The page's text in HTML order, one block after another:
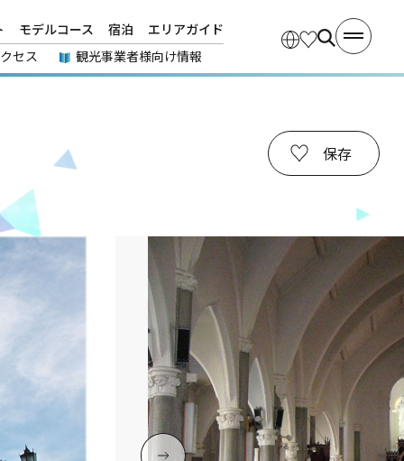
モデルコース 宿泊
エリアガイド
セス
観光事業者様向け情報
保存